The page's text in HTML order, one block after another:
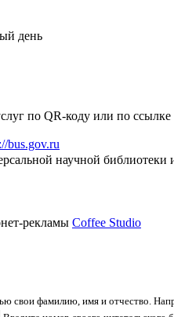
день
по QR-коду или по
bus.gov.ru
научной библиотеки
рекламы Coffee Studio
свои фамилию, имя и отчество.